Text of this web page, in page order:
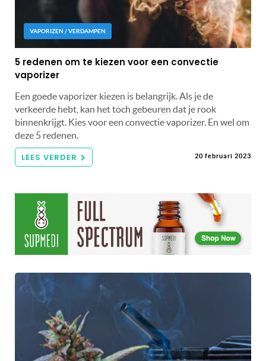
VAPORIZEN / VERDAMPEN
5 redenen om te kiezen voor een convectie
vaporizer
Een goede vaporizer kiezen is belangrijk. Als je de
verkeerde hebt, kan het toch gebeuren dat je rook
binnenkrijgt. Kies voor een convectie vaporizer. En wel om
deze 5 redenen.
LEES VERDER 20 februari 2023